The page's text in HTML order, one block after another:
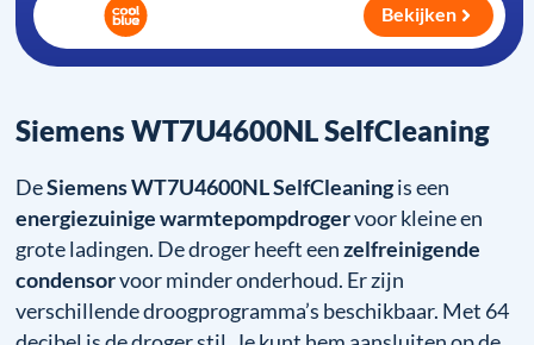
Siemens WT7U4600NL SelfCleaning
DeSiemens WT7U4600NL SelfCleaningis een
energiezuinige warmtepompdrogervoor kleine en
grote ladingen. De droger heeft eenzelfreinigende
condensorvoor minder onderhoud. Er zijn
verschillende droogprogramma’s beschikbaar. Met 64
Bekijken